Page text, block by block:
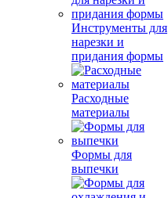
Инструменты для
нарезки и
придания формы
Расходные
материалы
Формы для
выпечки